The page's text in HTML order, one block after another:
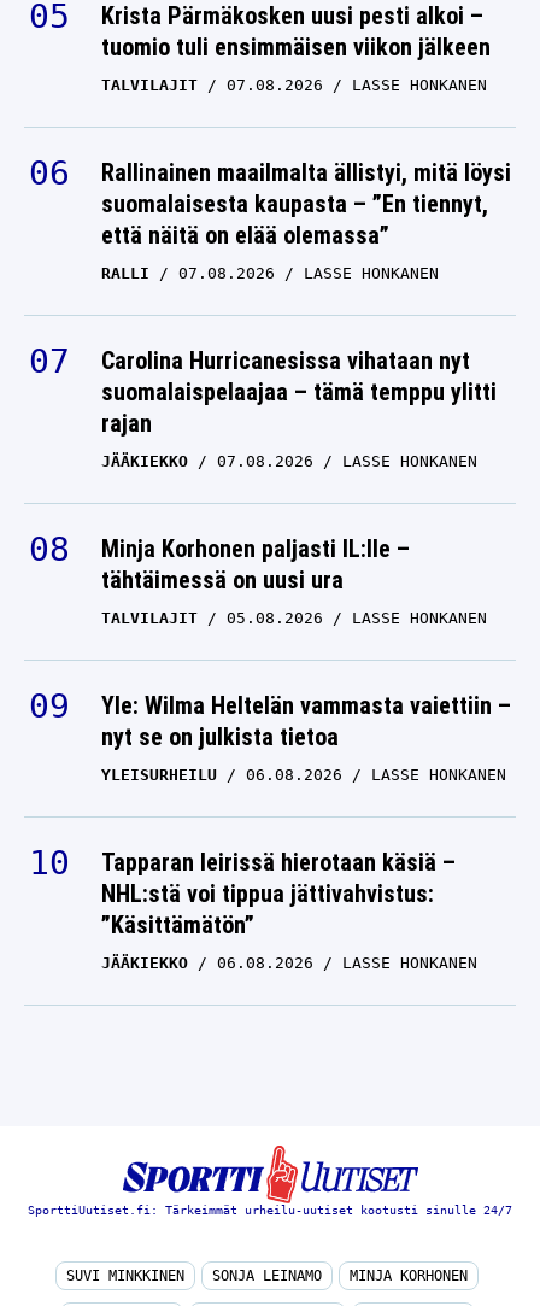
Krista Pärmäkosken uusi pesti alkoi –
tuomio tuli ensimmäisen viikon jälkeen
TALVILAJIT 07.08.2026 LASSE HONKANEN
Rallinainen maailmalta ällistyi, mitä löysi
suomalaisesta kaupasta – ”En tiennyt,
että näitä on elää olemassa”
RALLI 07.08.2026 LASSE HONKANEN
Carolina Hurricanesissa vihataan nyt
suomalaispelaajaa – tämä temppu ylitti
rajan
JÄÄKIEKKO 07.08.2026 LASSE HONKANEN
Minja Korhonen paljasti IL:lle –
tähtäimessä on uusi ura
TALVILAJIT 05.08.2026 LASSE HONKANEN
Yle: Wilma Heltelän vammasta vaiettiin –
nyt se on julkista tietoa
YLEISURHEILU 06.08.2026 LASSE HONKANEN
Tapparan leirissä hierotaan käsiä –
NHL:stä voi tippua jättivahvistus:
”Käsittämätön”
JÄÄKIEKKO 06.08.2026 LASSE HONKANEN
SporttiUutiset.fi: Tärkeimmät urheilu-uutiset kootusti sinulle 24/7
SUVI MINKKINEN SONJA LEINAMO MINJA KORHONEN